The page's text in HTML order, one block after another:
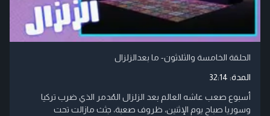
الحلقة الخامسة والثلاثون- ما بعدالزلزال
المدة: 32:14
أسبوع صعب عاشه العالم بعد الزلزال المُدمر الذي ضرب تركيا
وسوريا صباح يوم الإثنين، ظروف صعبة، جثث مازالت تحت